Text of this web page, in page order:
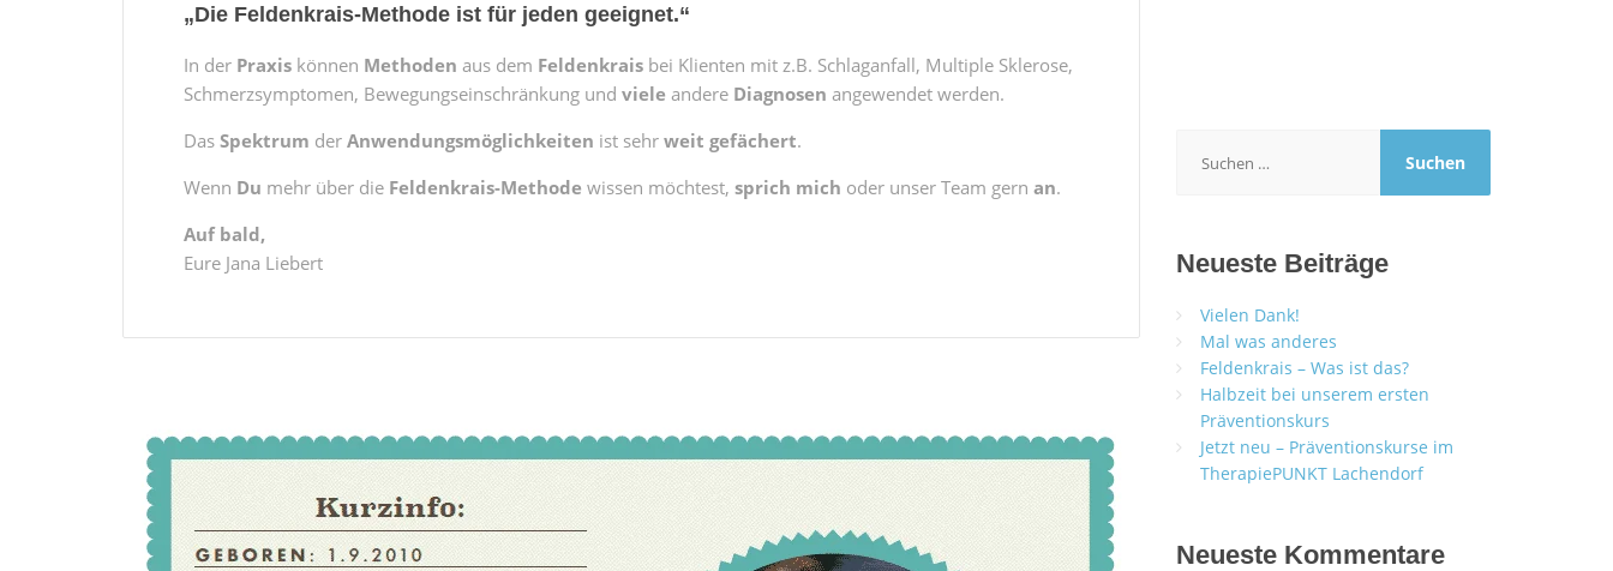
„Die Feldenkrais-Methode ist für jeden geeignet.“
In der Praxis können Methoden aus dem Feldenkrais bei Klienten mit z.B. Schlaganfall, Multiple Sklerose,
Schmerzsymptomen, Bewegungseinschränkung und viele andere Diagnosen angewendet werden.
Das Spektrum der Anwendungsmöglichkeiten ist sehr weit gefächert.
Wenn Du mehr über die Feldenkrais-Methode wissen möchtest, sprich mich oder unser Team gern an.
Auf bald,
Eure Jana Liebert
nach:
Neueste Beiträge
Vielen Dank!
Mal was anderes
Feldenkrais – Was ist das?
Halbzeit bei unserem ersten
Präventionskurs
Jetzt neu – Präventionskurse im
TherapiePUNKT Lachendorf
Neueste Kommentare